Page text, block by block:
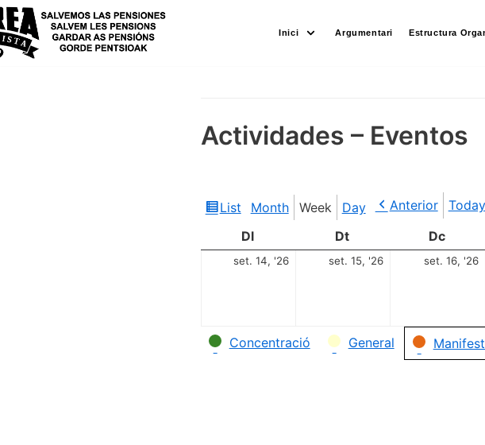
Skip
to
content
Inici Argumentari Estructura
Actividades – Eventos
View
List Month Week Day Anterior Today
Dl
Dt Dc
set. 14, '26 set. 15, '26 set. 16, '26
Categories
Concentració General